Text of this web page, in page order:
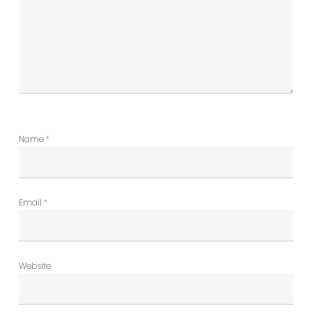
Name*
Email *
Website